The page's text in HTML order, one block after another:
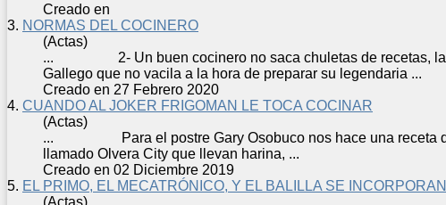
Creado en
3. NORMAS DEL COCINERO
(Actas)
... 2- Un buen cocinero no saca chuletas de recetas,
Gallego que no vacila a la hora de preparar su legendaria ...
Creado en 27 Febrero 2020
4. CUANDO AL JOKER FRIGOMAN LE TOCA COCINAR
(Actas)
... Para el postre Gary Osobuco nos hace una receta
llamado Olvera City que llevan harina, ...
Creado en 02 Diciembre 2019
5. EL PRIMO, EL MECATRÓNICO, Y EL BALILLA SE
(Actas)